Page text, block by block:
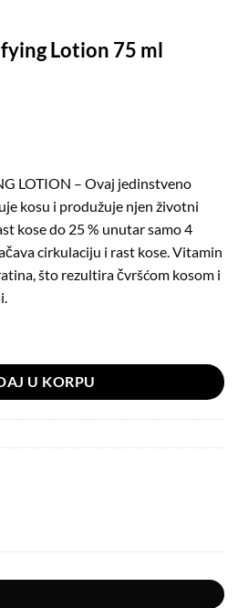
Lotion 75 ml
LOTION – Ovaj jedinstveno
kosu i produžuje njen životni
kose do 25 % unutar samo 4
cirkulaciju i rast kose. Vitamin
što rezultira čvršćom kosom i
75 ml količina
U KORPU